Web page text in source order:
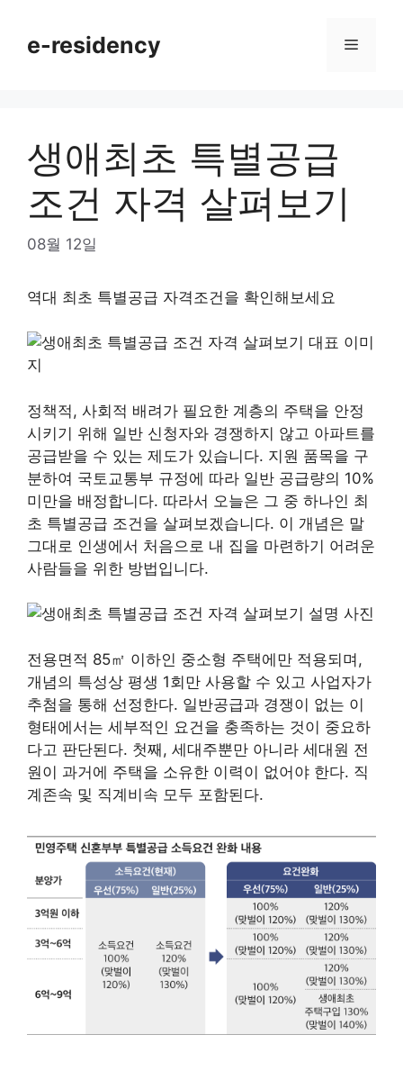
contente-residency Menu
생애최초 특별공급
조건 자격 살펴보기
08월 12일
역대 최초 특별공급 자격조건을 확인해보세요
정책적, 사회적 배려가 필요한 계층의 주택을 안정
시키기 위해 일반 신청자와 경쟁하지 않고 아파트를
공급받을 수 있는 제도가 있습니다. 지원 품목을 구
분하여 국토교통부 규정에 따라 일반 공급량의 10%
미만을 배정합니다. 따라서 오늘은 그 중 하나인 최
초 특별공급 조건을 살펴보겠습니다. 이 개념은 말
그대로 인생에서 처음으로 내 집을 마련하기 어려운
사람들을 위한 방법입니다.
전용면적 85㎡ 이하인 중소형 주택에만 적용되며,
개념의 특성상 평생 1회만 사용할 수 있고 사업자가
추첨을 통해 선정한다. 일반공급과 경쟁이 없는 이
형태에서는 세부적인 요건을 충족하는 것이 중요하
다고 판단된다. 첫째, 세대주뿐만 아니라 세대원 전
원이 과거에 주택을 소유한 이력이 없어야 한다. 직
계존속 및 직계비속 모두 포함된다.